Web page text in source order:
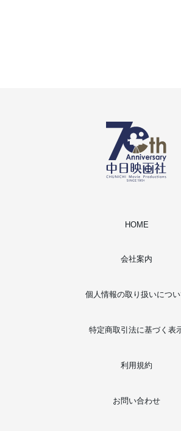
HOME
会社案内
個人情報の取り扱いにつ
特定商取引法に基づく表
利用規約
お問い合わせ